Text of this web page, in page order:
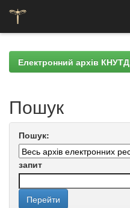
navigationЕлектронний архів КНУТД
Пошук
Пошук:
запит